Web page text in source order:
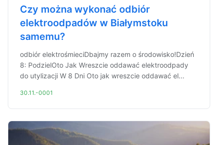
Czy można wykonać odbiór
elektroodpadów w Białymstoku
samemu?
odbiór elektrośmieciDbajmy razem o środowisko!Dzień
8: PodzielOto Jak Wreszcie oddawać elektroodpady
do utylizacji W 8 Dni Oto jak wreszcie oddawać el...
30.11.-0001